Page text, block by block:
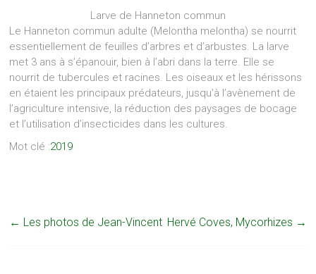
Larve de Hanneton commun
Le Hanneton commun adulte (Melontha melontha) se nourrit
essentiellement de feuilles d’arbres et d’arbustes. La larve
met 3 ans à s’épanouir, bien à l’abri dans la terre. Elle se
nourrit de tubercules et racines. Les oiseaux et les hérissons
en étaient les principaux prédateurs, jusqu’à l’avènement de
l’agriculture intensive, la réduction des paysages de bocage
et l’utilisation d’insecticides dans les cultures.
Mot clé :2019
← Les photos de Jean-Vincent Hervé Coves, Mycorhizes →